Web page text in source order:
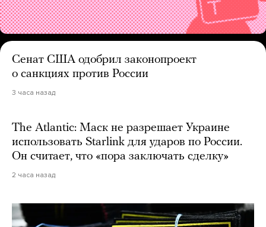
Сенат США одобрил законопроект
о санкциях против России
3 часа назад
The Atlantic: Маск не разрешает Украине
использовать Starlink для ударов по России.
Он считает, что «пора заключать сделку»
2 часа назад